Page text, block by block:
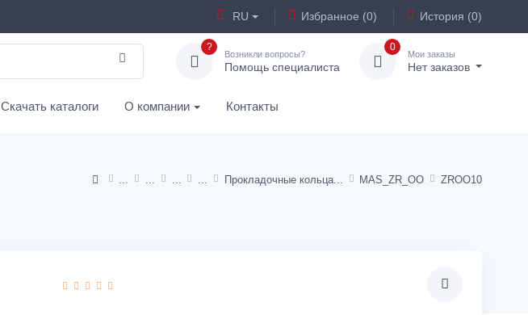
RU Избранное (0) История (0)
?
Возникли вопросы?
Помощь специалиста
0
Мои заказы
Нет заказов
Скачать каталоги О компании Контакты
Прокладочные кольца MAS_ZR_OO ZROO10